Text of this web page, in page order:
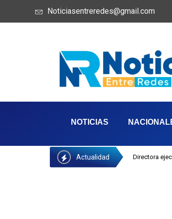
Noticiasentreredes@gmail.com
NOTICIAS
Actualidad Directora